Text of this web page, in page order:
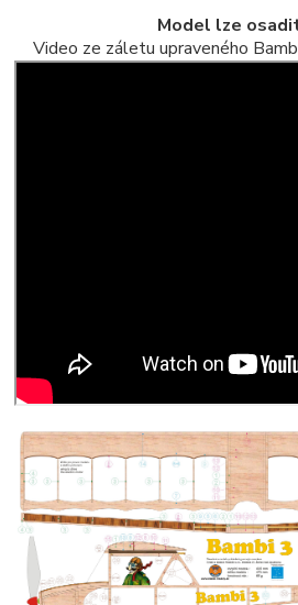
Model lze
Video ze záletu upraveného